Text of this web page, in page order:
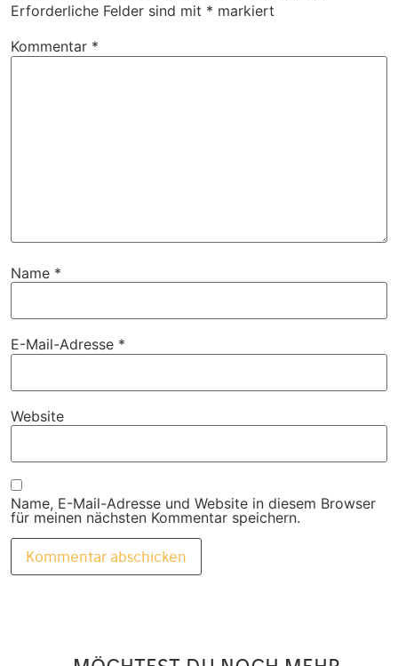
Erforderliche Felder sind mit * markiert
Kommentar *
Name *
E-Mail-Adresse *
Website
Name, E-Mail-Adresse und Website in diesem Browser
für meinen nächsten Kommentar speichern.